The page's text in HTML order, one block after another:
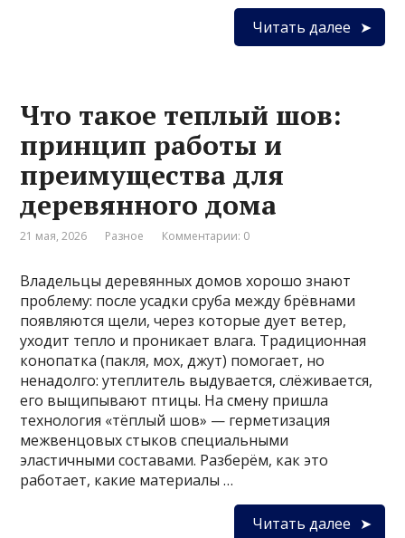
Читать далее
Что такое теплый шов:
принцип работы и
преимущества для
деревянного дома
21 мая, 2026 Разное Комментарии: 0
Владельцы деревянных домов хорошо знают
проблему: после усадки сруба между брёвнами
появляются щели, через которые дует ветер,
уходит тепло и проникает влага. Традиционная
конопатка (пакля, мох, джут) помогает, но
ненадолго: утеплитель выдувается, слёживается,
его выщипывают птицы. На смену пришла
технология «тёплый шов» — герметизация
межвенцовых стыков специальными
эластичными составами. Разберём, как это
работает, какие материалы …
Читать далее